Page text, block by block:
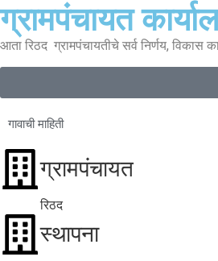
ग्रामपंचायत
आता रिठद ग्रामपंचायतीचे सर्व निर्णय,
गावाची माहिती
ग्रामपंचायत
रिठद
स्थापना